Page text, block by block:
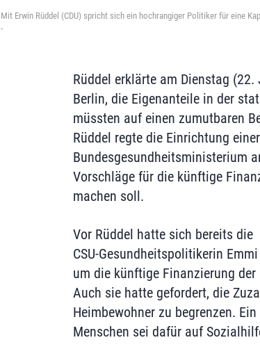
Mit Erwin Rüddel (CDU) spricht sich ein hochrangiger Politiker für eine
-
Rüddel erklärte am Dienstag
Berlin, die Eigenanteile in der
müssten auf einen zumutbaren
Rüddel regte die Einrichtung
Bundesgesundheitsministerium
Vorschläge für die künftige
machen soll.
Vor Rüddel hatte sich bereits die
CSU-Gesundheitspolitikerin
um die künftige Finanzierung
Auch sie hatte gefordert, die
Heimbewohner zu begrenzen.
Menschen sei dafür auf